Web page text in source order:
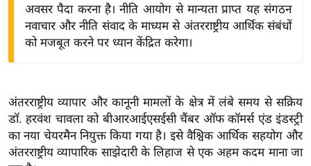
शे
ष
ज्ञ
रा
अवसर पैदा करना है। नीति आयोग से मान्यता प्राप्त यह संगठन
नवाचार और नीति संवाद के माध्यम से अंतरराष्ट्रीय आर्थिक संबंधों
को मजबूत करने पर ध्यान केंद्रित करेगा।
अंतरराष्ट्रीय व्यापार और कानूनी मामलों के क्षेत्र में लंबे समय से सक्रिय
डॉ. हरवंश चावला को बीआरआईएसईसी चैंबर ऑफ कॉमर्स एंड इंडस्ट्री
का नया चेयरमैन नियुक्त किया गया है। इसे वैश्विक आर्थिक सहयोग और
अंतरराष्ट्रीय व्यापारिक साझेदारी के लिहाज से एक अहम कदम माना जा